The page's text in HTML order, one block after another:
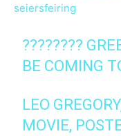
seiersfeiring
????????
BE COMING
LEO
MOVIE,